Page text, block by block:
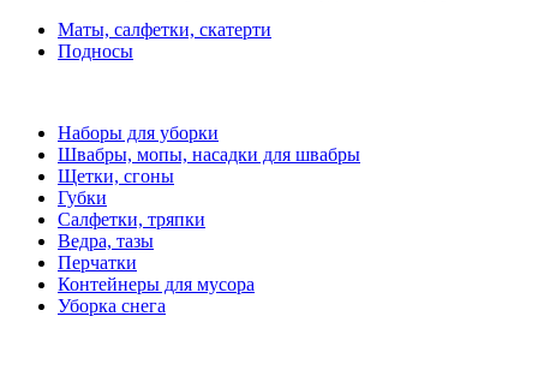
Маты, салфетки, скатерти
Подносы
Наборы для уборки
Швабры, мопы, насадки для швабры
Щетки, сгоны
Губки
Салфетки, тряпки
Ведра, тазы
Перчатки
Контейнеры для мусора
Уборка снега